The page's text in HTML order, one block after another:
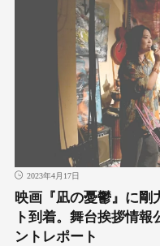
2023年4月17日
映画『凪の憂鬱』に剛
ト到着。舞台挨拶情
ントレポート